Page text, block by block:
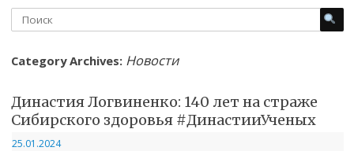
Category Archives: Новости
Династия Логвиненко: 140 лет на страже
Сибирского здоровья #ДинастииУченых
25.01.2024